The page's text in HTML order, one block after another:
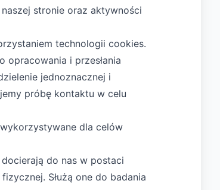
stronie oraz aktywności
technologii cookies.
i przesłania
jednoznacznej i
próbę kontaktu w celu
dla celów
do nas w postaci
Służą one do badania